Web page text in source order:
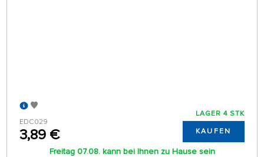
EDC029
3,89 €
LAGER 4 STK
KAUFEN
Freitag 07.08. kann bei Ihnen zu Hause sein